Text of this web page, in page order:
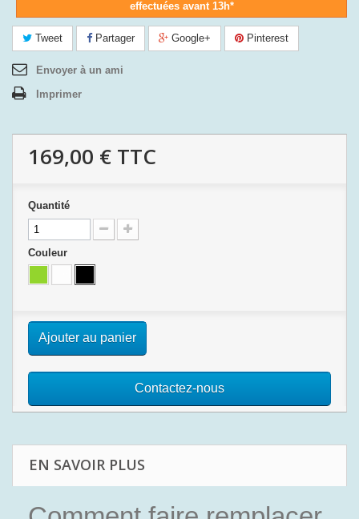
effectuées avant 13h*
Tweet Partager Google+ Pinterest
Envoyer à un ami
Imprimer
169,00 € TTC
Quantité
Couleur
Ajouter au panier
Contactez-nous
EN SAVOIR PLUS